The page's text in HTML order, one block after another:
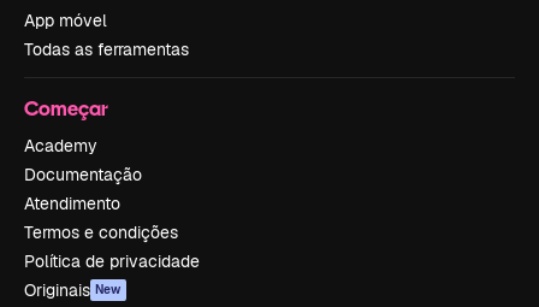
App móvel
Todas as ferramentas
Começar
Academy
Documentação
Atendimento
Termos e condições
Política de privacidade
Originais New